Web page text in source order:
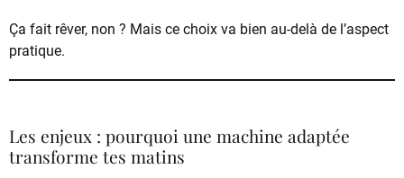
Ça fait rêver, non ? Mais ce choix va bien au-delà de l’aspect
pratique.
Les enjeux : pourquoi une machine adaptée
transforme tes matins